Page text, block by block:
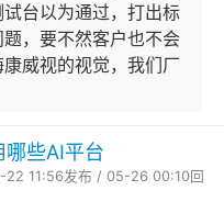
台以为通过，打出标
，要不然客户也不会
威视的视觉，我们厂
哪些AI平台
22 11:56发布 / 05-26 00:10回